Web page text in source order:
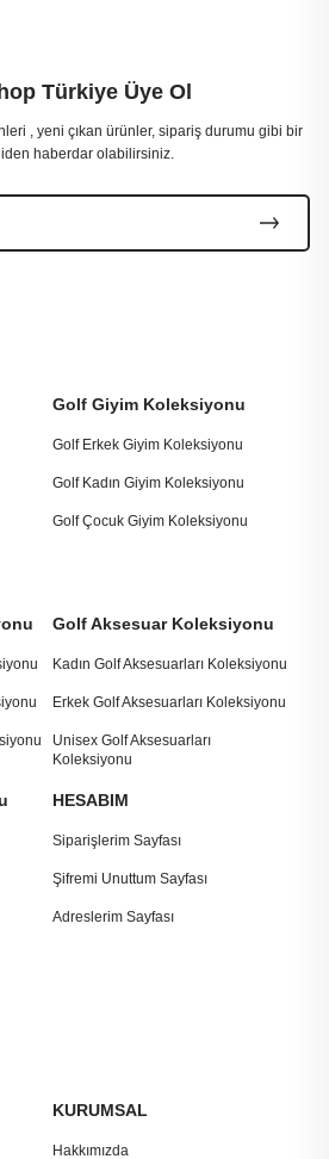
Golf Giyim Koleksiyonu
Golf Erkek Giyim Koleksiyonu
Golf Kadın Giyim Koleksiyonu
Golf Çocuk Giyim Koleksiyonu
Golf Aksesuar Koleksiyonu
Kadın Golf Aksesuarları Koleksiyonu
Erkek Golf Aksesuarları Koleksiyonu
Unisex Golf Aksesuarları
Koleksiyonu
HESABIM
Siparişlerim Sayfası
Şifremi Unuttum Sayfası
Adreslerim Sayfası
KURUMSAL
Hakkımızda
Türkiye Üye Ol
, yeni çıkan ürünler, sipariş durumu gibi bir
haberdar olabilirsiniz.